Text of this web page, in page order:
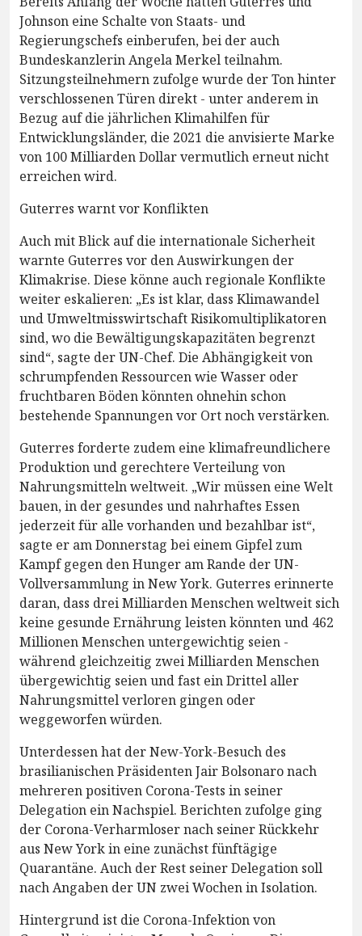
Johnson eine Schalte von Staats- und
Regierungschefs einberufen, bei der auch
Bundeskanzlerin Angela Merkel teilnahm.
Sitzungsteilnehmern zufolge wurde der Ton hinter
verschlossenen Türen direkt - unter anderem in
Bezug auf die jährlichen Klimahilfen für
Entwicklungsländer, die 2021 die anvisierte Marke
von 100 Milliarden Dollar vermutlich erneut nicht
erreichen wird.
Guterres warnt vor Konflikten
Auch mit Blick auf die internationale Sicherheit
warnte Guterres vor den Auswirkungen der
Klimakrise. Diese könne auch regionale Konflikte
weiter eskalieren: „Es ist klar, dass Klimawandel
und Umweltmisswirtschaft Risikomultiplikatoren
sind, wo die Bewältigungskapazitäten begrenzt
sind“, sagte der UN-Chef. Die Abhängigkeit von
schrumpfenden Ressourcen wie Wasser oder
fruchtbaren Böden könnten ohnehin schon
bestehende Spannungen vor Ort noch verstärken.
Guterres forderte zudem eine klimafreundlichere
Produktion und gerechtere Verteilung von
Nahrungsmitteln weltweit. „Wir müssen eine Welt
bauen, in der gesundes und nahrhaftes Essen
jederzeit für alle vorhanden und bezahlbar ist“,
sagte er am Donnerstag bei einem Gipfel zum
Kampf gegen den Hunger am Rande der UN-
Vollversammlung in New York. Guterres erinnerte
daran, dass drei Milliarden Menschen weltweit sich
keine gesunde Ernährung leisten könnten und 462
Millionen Menschen untergewichtig seien -
während gleichzeitig zwei Milliarden Menschen
übergewichtig seien und fast ein Drittel aller
Nahrungsmittel verloren gingen oder
weggeworfen würden.
Unterdessen hat der New-York-Besuch des
brasilianischen Präsidenten Jair Bolsonaro nach
mehreren positiven Corona-Tests in seiner
Delegation ein Nachspiel. Berichten zufolge ging
der Corona-Verharmloser nach seiner Rückkehr
aus New York in eine zunächst fünftägige
Quarantäne. Auch der Rest seiner Delegation soll
nach Angaben der UN zwei Wochen in Isolation.
Hintergrund ist die Corona-Infektion von